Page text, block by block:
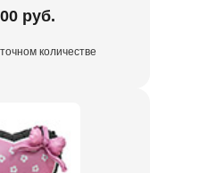
руб.
количестве